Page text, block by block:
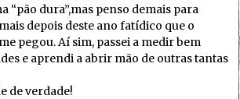
“pão dura”,mas penso demais para
depois deste ano fatídico que o
pegou. Aí sim, passei a medir bem
e aprendi a abrir mão de outras tantas
de verdade!